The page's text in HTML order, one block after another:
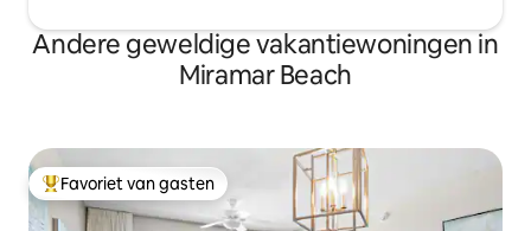
Andere geweldige vakantiewoningen in
Miramar Beach
Topfavoriet van gasten
Favoriet van gasten